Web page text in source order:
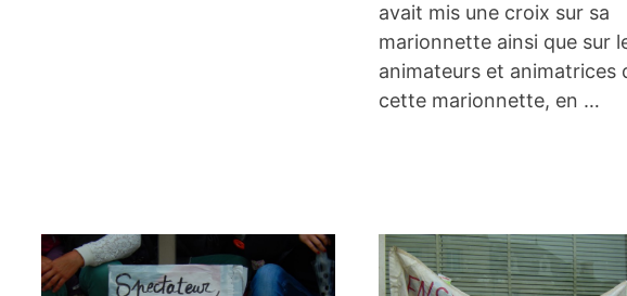
avait mis une croix sur sa
marionnette ainsi que sur
animateurs et animatrices
cette marionnette, en …